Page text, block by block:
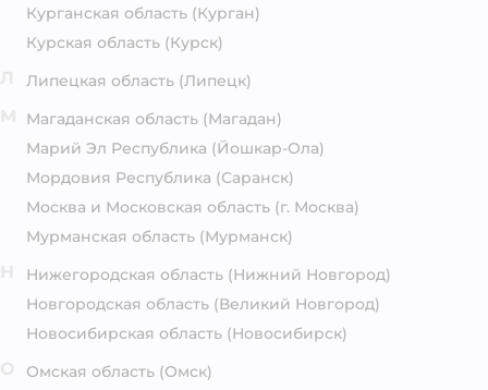
Курганская область (Курган)
Курская область (Курск)
Липецкая область (Липецк)
Магаданская область (Магадан)
Марий Эл Республика (Йошкар-Ола)
Мордовия Республика (Саранск)
Москва и Московская область (г. Москва)
Мурманская область (Мурманск)
Нижегородская область (Нижний Новгород)
Новгородская область (Великий Новгород)
Новосибирская область (Новосибирск)
Омская область (Омск)